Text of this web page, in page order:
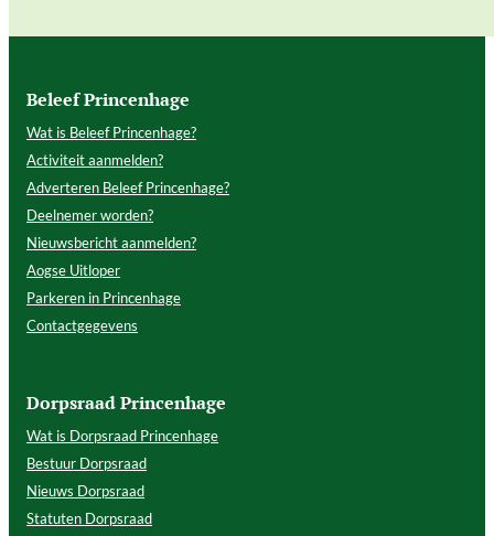
Beleef Princenhage
Wat is Beleef Princenhage?
Activiteit aanmelden?
Adverteren Beleef Princenhage?
Deelnemer worden?
Nieuwsbericht aanmelden?
Aogse Uitloper
Parkeren in Princenhage
Contactgegevens
Dorpsraad Princenhage
Wat is Dorpsraad Princenhage
Bestuur Dorpsraad
Nieuws Dorpsraad
Statuten Dorpsraad